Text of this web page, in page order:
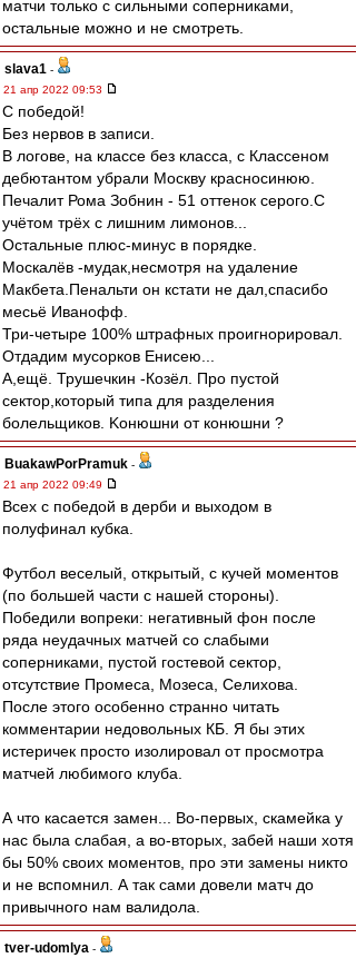
матчи только с сильными соперниками,
остальные можно и не смотреть.
slava1 -
21 апр 2022 09:53
С победой!
Без нервов в записи.
В логове, на классе без класса, с Классеном
дебютантом убрали Москву красносинюю.
Печалит Рома Зобнин - 51 оттенок серого.С
учётом трёх с лишним лимонов...
Остальные плюс-минус в порядке.
Москалёв -мудак,несмотря на удаление
Макбета.Пенальти он кстати не дал,спасибо
месьё Иванофф.
Три-четыре 100% штрафных проигнорировал.
Отдадим мусорков Енисею...
А,ещё. Трушечкин -Козёл. Про пустой
сектор,который типа для разделения
болельщиков. Kонюшни от конюшни ?
BuakawPorPramuk -
21 апр 2022 09:49
Всех с победой в дерби и выходом в
полуфинал кубка.
Футбол веселый, открытый, с кучей моментов
(по большей части с нашей стороны).
Победили вопреки: негативный фон после
ряда неудачных матчей со слабыми
соперниками, пустой гостевой сектор,
отсутствие Промеса, Мозеса, Селихова.
После этого особенно странно читать
комментарии недовольных КБ. Я бы этих
истеричек просто изолировал от просмотра
матчей любимого клуба.
А что касается замен... Во-первых, скамейка у
нас была слабая, а во-вторых, забей наши хотя
бы 50% своих моментов, про эти замены никто
и не вспомнил. А так сами довели матч до
привычного нам валидола.
tver-udomlya -